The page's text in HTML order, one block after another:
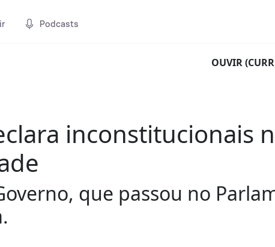
Podcasts
OUVIR
inconstitucionais
que passou no